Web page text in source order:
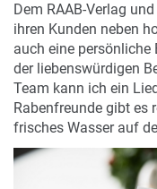
Dem RAAB-Verlag
ihren Kunden neben
auch eine persönliche
der liebenswürdigen
Team kann ich ein
Rabenfreunde gibt es
frisches Wasser auf